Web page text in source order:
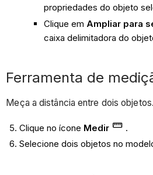
propriedades do objeto
Clique em Ampliar para
caixa delimitadora do
Ferramenta de
Meça a distância entre dois objetos.
Clique no ícone Medir
.
Selecione dois objetos no